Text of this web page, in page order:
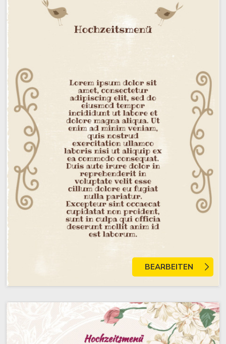
BEARBEITEN